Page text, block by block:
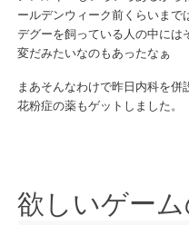
ールデンウィーク前くらいまで
デグーを飼っている人の中には
変だみたいなのもあったなぁ
まあそんなわけで昨日内科を
花粉症の薬もゲットしました。
欲しいゲー